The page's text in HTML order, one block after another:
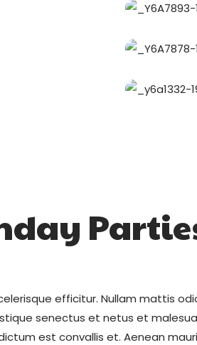
efficitur. Nullam mattis
senectus et netus et
est convallis et. Aenean